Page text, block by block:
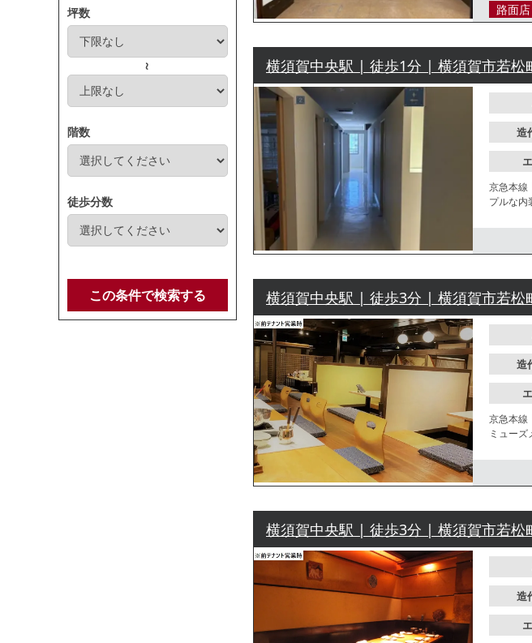
坪数
～
階数
徒歩分数
この条件で検索する
路面店
横須賀中央駅 | 徒歩1分 | 横須賀市若松
造
京急本線
プルな内
横須賀中央駅 | 徒歩3分 | 横須賀市若松
造
京急本線
ミュー
横須賀中央駅 | 徒歩3分 | 横須賀市若松
造